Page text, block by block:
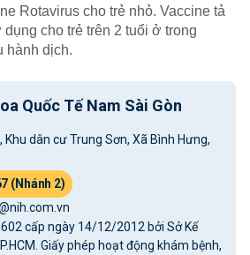
Rotavirus cho trẻ nhỏ. Vaccine tả
cho trẻ trên 2 tuổi ở trong
hành dịch.
Quốc Tế Nam Sài Gòn
Khu dân cư Trung Sơn, Xã Bình Hưng,
(Nhánh 2)
cấp ngày 14/12/2012 bởi Sở Kế
Giấy phép hoạt động khám bệnh,